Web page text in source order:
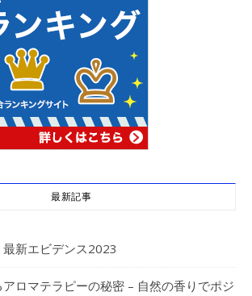
最新記事
最新エビデンス2023
ロマテラピーの秘密 – 自然の香りでポジ